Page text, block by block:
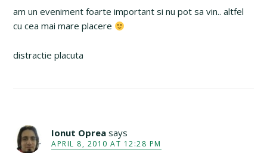
am un eveniment foarte important si nu pot sa vin.. altfel
cu cea mai mare placere
distractie placuta
Ionut Oprea says
APRIL 8, 2010 AT 12:28 PM